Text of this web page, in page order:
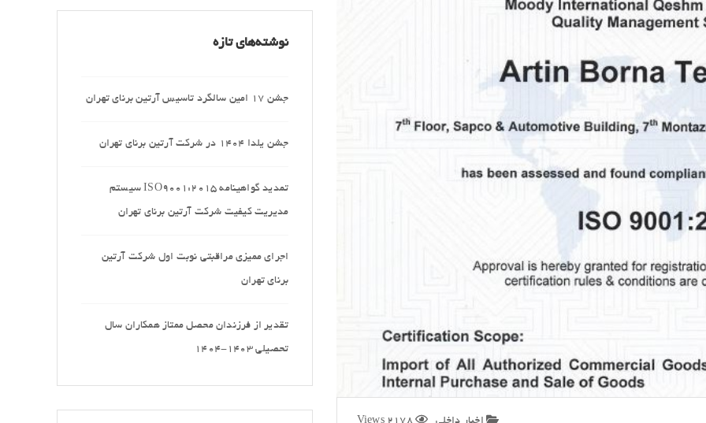
نوشته‌های تازه
جشن 17 امین سالگرد تاسیس آرتین برنای تهران
جشن یلدا 1404 در شرکت آرتین برنای تهران
تمدید گواهینامه ISO9001:2015 سیستم
مدیریت کیفیت شرکت آرتین برنای تهران
اجرای ممیزی مراقبتی نوبت اول شرکت آرتین
برنای تهران
تقدیر از فرزندان محصل ممتاز همکاران سال
تحصیلی 1403-1404